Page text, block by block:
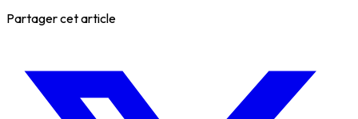
Partager cet article